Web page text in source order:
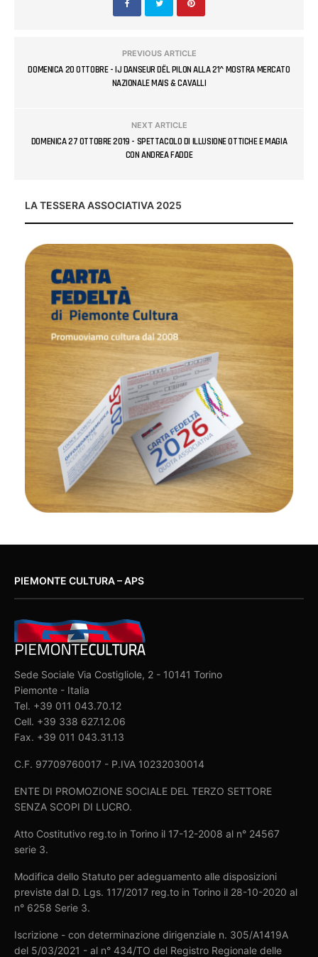
PREVIOUS ARTICLE
DOMENICA 20 OTTOBRE - IJ DANSEUR DËL PILON ALLA 21^ MOSTRA MERCATO
NAZIONALE MAIS & CAVALLI
NEXT ARTICLE
DOMENICA 27 OTTOBRE 2019 - SPETTACOLO DI ILLUSIONE OTTICHE E MAGIA
CON ANDREA FADDE
LA TESSERA ASSOCIATIVA 2025
PIEMONTE CULTURA – APS
Sede Sociale Via Costigliole, 2 - 10141 Torino
Piemonte - Italia
Tel. +39 011 043.70.12
Cell. +39 338 627.12.06
Fax. +39 011 043.31.13
C.F. 97709760017 - P.IVA 10232030014
ENTE DI PROMOZIONE SOCIALE DEL TERZO SETTORE
SENZA SCOPI DI LUCRO.
Atto Costitutivo reg.to in Torino il 17-12-2008 al n° 24567
serie 3.
Modifica dello Statuto per adeguamento alle disposizioni
previste dal D. Lgs. 117/2017 reg.to in Torino il 28-10-2020 al
n° 6258 Serie 3.
Iscrizione - con determinazione dirigenziale n. 305/A1419A
del 5/03/2021 - al n° 434/TO del Registro Regionale delle